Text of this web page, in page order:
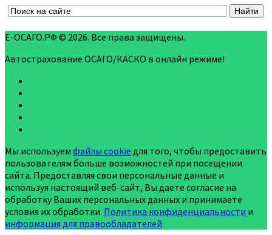
Е-ОСАГО.РФ © 2026. Все права защищены.
Автострахование ОСАГО/КАСКО в онлайн режиме!
Мы используем файлы cookie для того, чтобы предоставить
пользователям больше возможностей при посещении
сайта. Предоставляя свои персональные данные и
используя настоящий веб-сайт, Вы даете согласие на
обработку Ваших персональных данных и принимаете
условия их обработки. Политика конфиденциальности и
информация для правообладателей.